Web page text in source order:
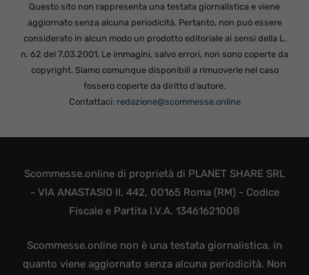
Questo sito non rappresenta una testata giornalistica e viene
aggiornato senza alcuna periodicità. Pertanto, non può essere
considerato in alcun modo un prodotto editoriale ai sensi della L.
n. 62 del 7.03.2001. Le immagini, salvo errori, non sono coperte da
copyright. Siamo comunque disponibili a rimuoverle nel caso
fossero coperte da diritto d’autore.
Contattaci: redazione@scommesse.online
Scommesse.online di proprietà di PLANET SHARE SRL
- VIA ANASTASIO II, 442, 00165 Roma (RM) - Codice
Fiscale e Partita I.V.A. 13461621008
Scommesse.online non è una testata giornalistica, in
quanto viene aggiornato senza alcuna periodicità. Non